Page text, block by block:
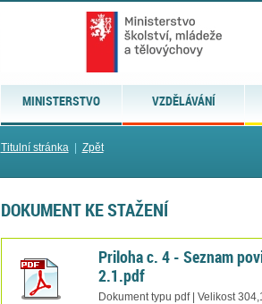
MINISTERSTVO VZDĚLÁVÁNÍ
Titulní stránka| Zpět
DOKUMENT KE STAŽENÍ
Priloha c. 4 - Seznam
2.1.pdf
Dokument typu pdf | Velikost